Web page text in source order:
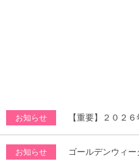
お知らせ 【重要】２０２
お知らせ ゴールデンウィ